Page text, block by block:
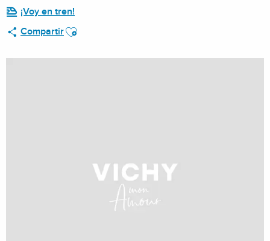
¡Voy en tren!
CompartirAjouter aux favoris